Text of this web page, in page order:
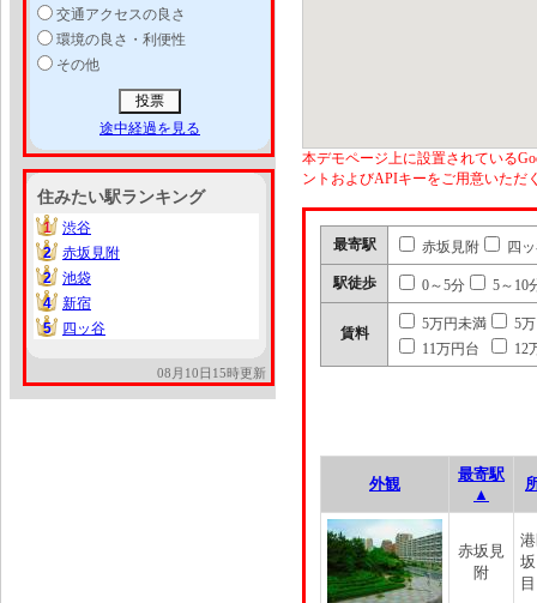
交通アクセスの良さ
環境の良さ・利便性
その他
途中経過を見る
住みたい駅ランキング
1
1
渋谷
2
2
赤坂見附
2
2
池袋
4
4
新宿
5
5 四ッ谷
08月10日15時更新
本デモページ上に設置されている
ントおよびAPIキーをご用意いただ
最寄駅 赤坂見附 四
駅徒歩 0～5分 5～10
賃料
5万円未満
5
11万円台
12
外観
最寄駅
▲
赤坂見
附
目